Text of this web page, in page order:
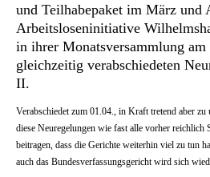
und Teilhabepaket im März
Arbeitsloseninitiative
in ihrer Monatsversammlung
gleichzeitig verabschiedeten
II.
Verabschiedet zum 01.04., in Kraft tretend aber zu
diese Neuregelungen wie fast alle vorher reichlich
beitragen, dass die Gerichte weiterhin viel zu tun
auch das Bundesverfassungsgericht wird sich